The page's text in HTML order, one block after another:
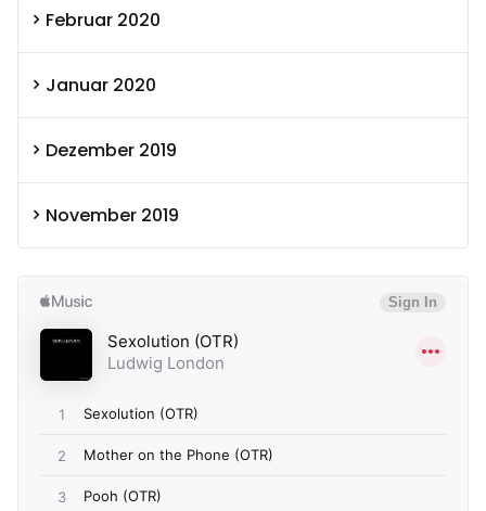
Februar 2020
Januar 2020
Dezember 2019
November 2019